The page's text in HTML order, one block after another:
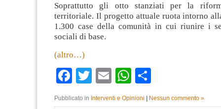
Soprattutto gli otto stanziati per la
territoriale. Il progetto attuale ruota intorno
1.300 case della comunità in cui riunire i
sociali di base.
(altro…)
Facebook
TwitterEmailWhatsApp
Pubblicato in Interventi e Opinioni Nessun commento »